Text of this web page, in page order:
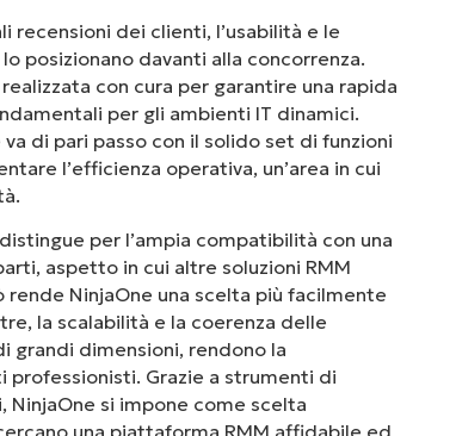
recensioni dei clienti, l’usabilità e le
posizionano davanti alla concorrenza.
con cura per garantire una rapida
per gli ambienti IT dinamici.
va di pari passo con il solido set di funzioni
l’efficienza operativa, un’area in cui
per l’ampia compatibilità con una
aspetto in cui altre soluzioni RMM
NinjaOne una scelta più facilmente
la scalabilità e la coerenza delle
grandi dimensioni, rendono la
Grazie a strumenti di
NinjaOne si impone come scelta
facile da usare, perché unisce un’interfaccia
di back-end. La configurazione e la gestione
affatto complicate. Tutte le opzioni e gli strumenti
e sono intuitivi, e l'interfaccia è davvero facile da
Solutions